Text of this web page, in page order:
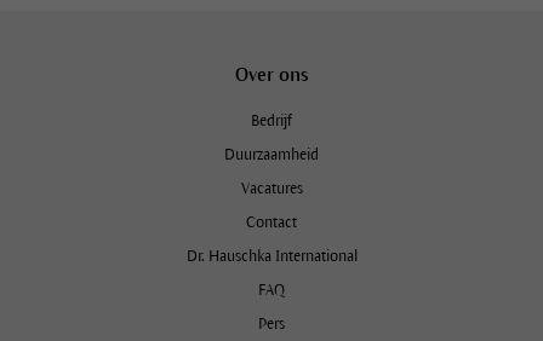
Over ons
Bedrijf
Duurzaamheid
Vacatures
Contact
Dr. Hauschka International
FAQ
Pers